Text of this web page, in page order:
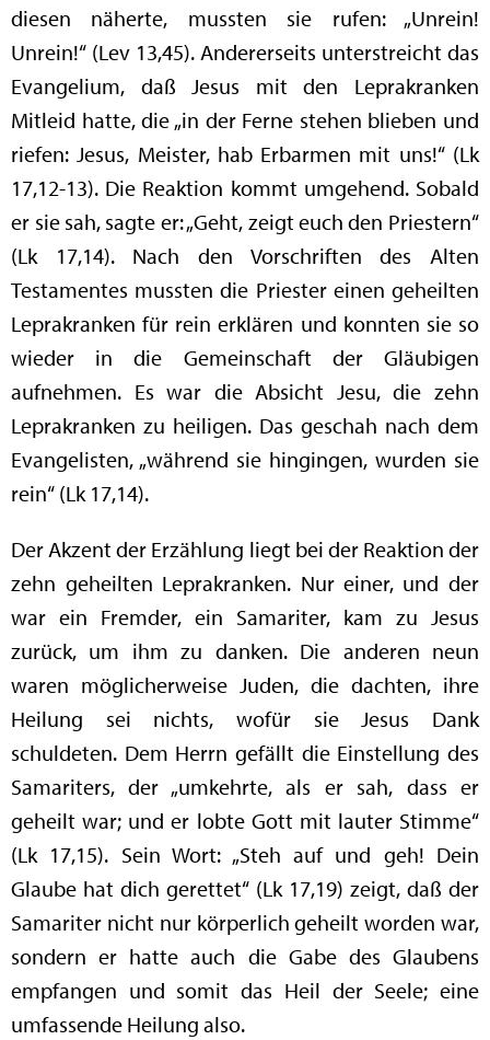
diesen näherte, mussten sie rufen: „Unrein!
Unrein!“ (Lev 13,45). Andererseits unterstreicht das
Evangelium, daß Jesus mit den Leprakranken
Mitleid hatte, die „in der Ferne stehen blieben und
riefen: Jesus, Meister, hab Erbarmen mit uns!“ (Lk
17,12-13). Die Reaktion kommt umgehend. Sobald
er sie sah, sagte er: „Geht, zeigt euch den Priestern“
(Lk 17,14). Nach den Vorschriften des Alten
Testamentes mussten die Priester einen geheilten
Leprakranken für rein erklären und konnten sie so
wieder in die Gemeinschaft der Gläubigen
aufnehmen. Es war die Absicht Jesu, die zehn
Leprakranken zu heiligen. Das geschah nach dem
Evangelisten, „während sie hingingen, wurden sie
rein“ (Lk 17,14).
Der Akzent der Erzählung liegt bei der Reaktion der
zehn geheilten Leprakranken. Nur einer, und der
war ein Fremder, ein Samariter, kam zu Jesus
zurück, um ihm zu danken. Die anderen neun
waren möglicherweise Juden, die dachten, ihre
Heilung sei nichts, wofür sie Jesus Dank
schuldeten. Dem Herrn gefällt die Einstellung des
Samariters, der „umkehrte, als er sah, dass er
geheilt war; und er lobte Gott mit lauter Stimme“
(Lk 17,15). Sein Wort: „Steh auf und geh! Dein
Glaube hat dich gerettet“ (Lk 17,19) zeigt, daß der
Samariter nicht nur körperlich geheilt worden war,
sondern er hatte auch die Gabe des Glaubens
empfangen und somit das Heil der Seele; eine
umfassende Heilung also.